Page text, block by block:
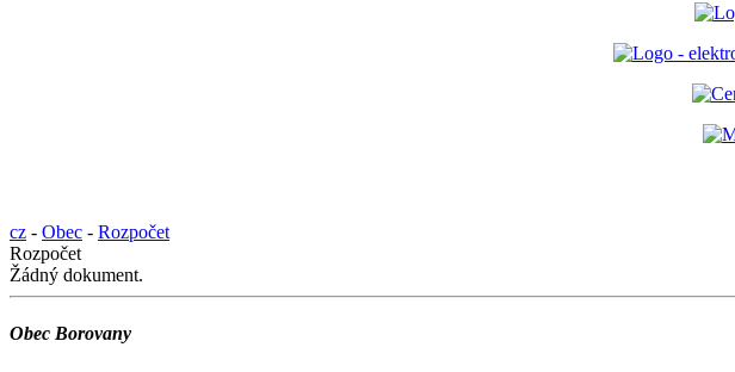
cz - Obec - Rozpočet
Rozpočet
Žádný dokument.
Obec Borovany